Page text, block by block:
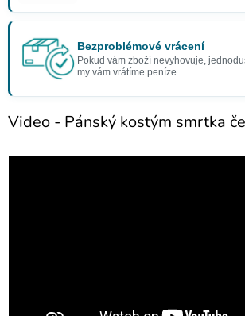
Bezproblémové vrácení
Pokud vám zboží nevyhovuje,
my vám vrátíme peníze
Video - Pánský kostým smrtka